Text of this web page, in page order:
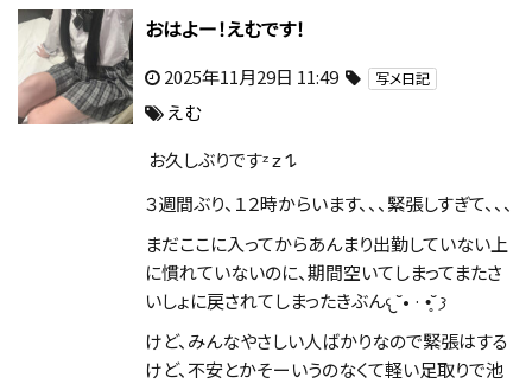
おはよー！えむです！
2025年11月29日 11:49 写メ日記
えむ
お久しぶりですᶻ 𝗓 𐰁
３週間ぶり、１２時からいます、、、緊張しすぎて、、、
まだここに入ってからあんまり出勤していない上
に慣れていないのに、期間空いてしまってまたさ
いしょに戻されてしまったきぶん𐔌˘• · •̥˘ 𐦯
けど、みんなやさしい人ばかりなので緊張はする
けど、不安とかそーいうのなくて軽い足取りで池